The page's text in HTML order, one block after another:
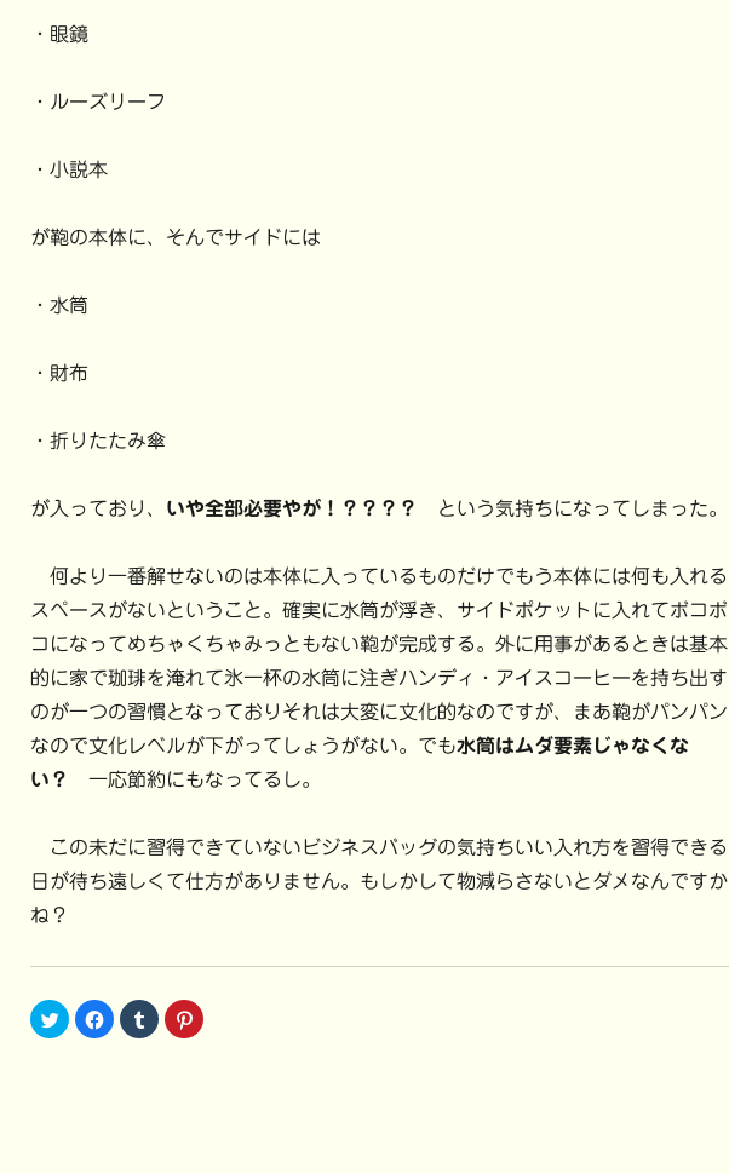
・眼鏡
・ルーズリーフ
・小説本
が鞄の本体に、そんでサイドには
・水筒
・財布
・折りたたみ傘
が入っており、 いや全部必要やが！？？？？ という気持ちになってしまった。
何より一番解せないのは本体に入っているものだけでもう本体には何も入れる
スペースがないということ。確実に水筒が浮き、サイドポケットに入れてボコボ
コになってめちゃくちゃみっともない鞄が完成する。外に用事があるときは基本
的に家で珈琲を淹れて氷一杯の水筒に注ぎハンディ・アイスコーヒーを持ち出す
のが一つの習慣となっておりそれは大変に文化的なのですが、まあ鞄がパンパン
なので文化レベルが下がってしょうがない。でも水筒はムダ要素じゃなくな
い？
一応節約にもなってるし。
この未だに習得できていないビジネスバッグの気持ちいい入れ方を習得できる
日が待ち遠しくて仕方がありません。もしかして物減らさないとダメなんですか
ね？
ク
リ
F
a
ク
リ
ク
リ